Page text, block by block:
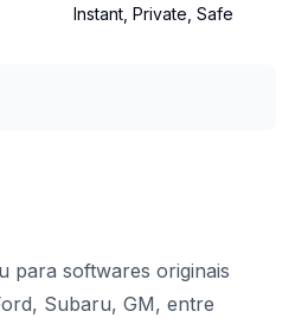
Instant, Private, Safe
para softwares originais
Subaru, GM, entre